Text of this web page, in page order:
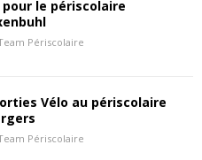
le périscolaire
Périscolaire
Vélo au périscolaire
Périscolaire